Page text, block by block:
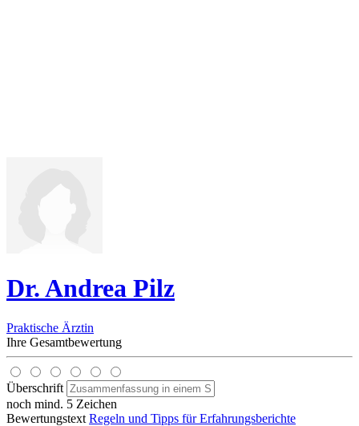
Dr. Andrea Pilz
Praktische Ärztin
Ihre Gesamtbewertung
Überschrift
noch mind. 5 Zeichen
Bewertungstext Regeln und Tipps für Erfahrungsberichte